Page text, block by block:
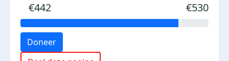
€442 €530
Doneer